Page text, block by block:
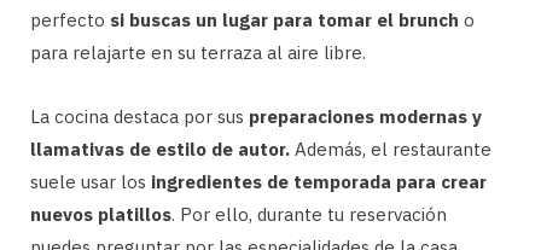
perfecto si buscas un lugar para tomar el brunch o
para relajarte en su terraza al aire libre.
La cocina destaca por sus preparaciones modernas y
llamativas de estilo de autor. Además, el restaurante
suele usar los ingredientes de temporada para crear
nuevos platillos. Por ello, durante tu reservación